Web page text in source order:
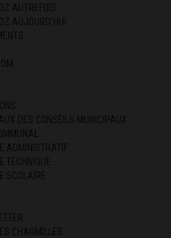
AUTREFOIS
AUJOURD’HUI
DES CONSEILS MUNICIPAUX
ADMINISTRATIF
TECHNIQUE
SCOLAIRE
CHARMILLES